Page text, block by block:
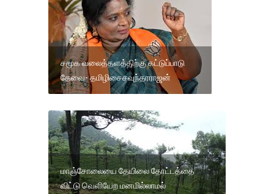
சமூக வலைத்தளத்திற்கு கட்டுப்பாடு
தேவை- தமிழிசைசவுந்தரராஜன்
மாஞ்சோலையை தேயிலை தோட்டத்தை
விட்டு வெளியேற மனமில்லாமல்